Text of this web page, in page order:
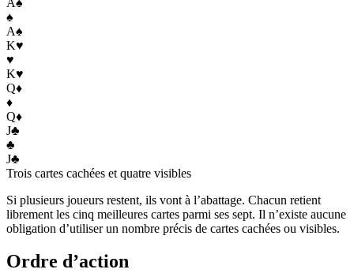
♠
A♠
K♥
♥
K♥
Q♦
♦
Q♦
J♣
♣
J♣
Trois cartes cachées et quatre visibles
Si plusieurs joueurs restent, ils vont à l’abattage. Chacun retient
librement les cinq meilleures cartes parmi ses sept. Il n’existe aucune
obligation d’utiliser un nombre précis de cartes cachées ou visibles.
Ordre d’action